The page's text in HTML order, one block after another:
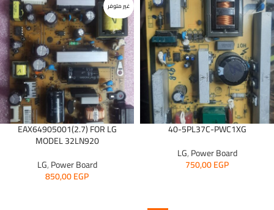
40-5PL37C-PWC1XG
LG,Power Board
750,00EGP
غير متوفر
EAX64905001(2.7) FOR LG
MODEL 32LN920
LG,Power Board
850,00EGP